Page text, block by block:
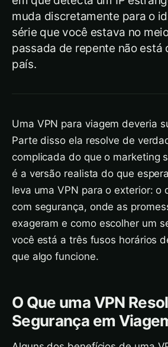
muda discretamente para o
série que você estava no
passada de repente não está
país.
Uma VPN para viagem deveria
Parte disso ela resolve de
complicada do que o marketing
é a versão realista do que
leva uma VPN para o exterior: o
com segurança, onde as
exageram e como escolher um
você está a três fusos horários
que algo funcione.
O Que uma VPN
Segurança em